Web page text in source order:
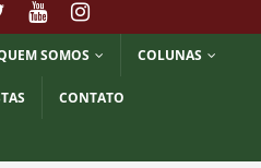
SOMOS COLUNAS
CONTATO